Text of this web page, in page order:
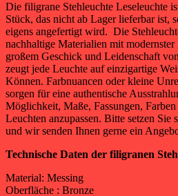
Die filigrane Stehleuchte Leseleuchte
Stück, das nicht ab Lager lieferbar ist,
eigens angefertigt wird. Die
nachhaltige Materialien mit
großem Geschick und Leidenschaft
zeugt jede Leuchte auf einzigartige
Können. Farbnuancen oder kleine
sorgen für eine authentische
Möglichkeit, Maße, Fassungen,
Leuchten anzupassen. Bitte setzen
und wir senden Ihnen gerne ein
Technische Daten der filigranen
Material: Messing
Oberfläche : Bronze